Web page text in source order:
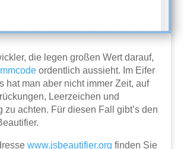
die legen großen Wert darauf,
ordentlich aussieht. Im Eifer
hat man aber nicht immer Zeit, auf
Leerzeichen und
zu achten. Für diesen Fall gibt’s den
www.jsbeautifier.org finden Sie